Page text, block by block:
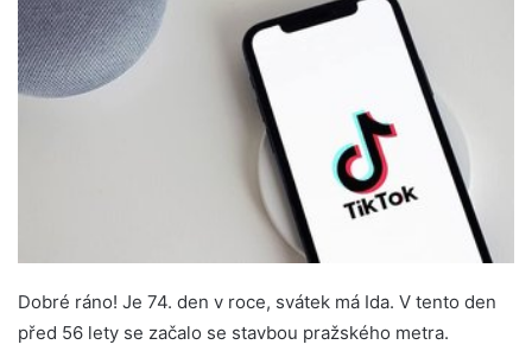
Dobré ráno! Je 74. den v roce, svátek má Ida. V tento den
před 56 lety se začalo se stavbou pražského metra.